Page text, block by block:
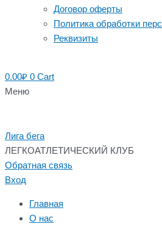
Договор оферты
Политика обработки
Реквизиты
0.00₽ 0 Cart
Меню
Лига бега
ЛЕГКОАТЛЕТИЧЕСКИЙ КЛУБ
Обратная связь
Вход
Главная
О нас